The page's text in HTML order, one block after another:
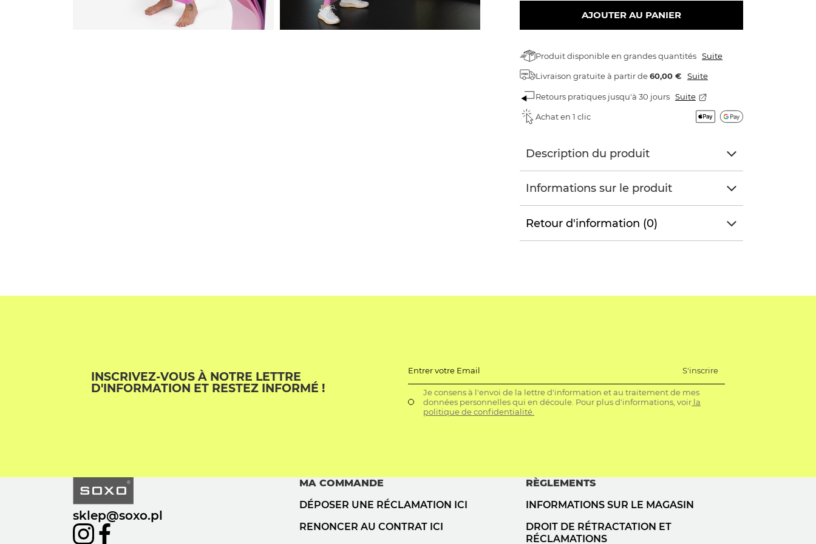
AJOUTER AU PANIER
Produit disponible en grandes quantités Suite
Livraison gratuiteà partir de60,00 € Suite
Retours pratiques jusqu'à 30 jours Suite
Achat en 1 clic
Description du produit
Informations sur le produit
Retour d'information (0)
INSCRIVEZ-VOUS À NOTRE LETTRE
D'INFORMATION ET RESTEZ INFORMÉ !
Entrer votre Email S'inscrire
Je consens à l'envoi de la lettre d'information et au traitement de mes
données personnelles qui en découle. Pour plus d'informations, voir la
politique de confidentialité.
sklep@soxo.pl
MA COMMANDE
DÉPOSER UNE RÉCLAMATION ICI
RENONCER AU CONTRAT ICI
RÈGLEMENTS
INFORMATIONS SUR LE MAGASIN
DROIT DE RÉTRACTATION ET
RÉCLAMATIONS